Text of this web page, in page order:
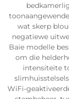
wat skerp
negatiewe
Baie modelle
om die
intensiteite
WiFi-